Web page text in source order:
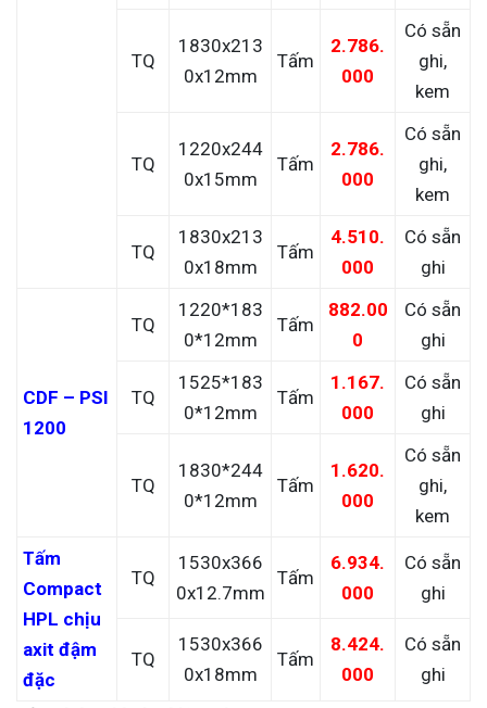
TQ
1830x213
0x12mm
Tấm
2.786.
000
Có sẵn
ghi,
kem
TQ
1220x244
0x15mm
Tấm
2.786.
000
Có sẵn
ghi,
kem
TQ
1830x213
0x18mm
Tấm
4.510.
000
Có sẵn
ghi
CDF – PSI
1200
TQ
1220*183
0*12mm
Tấm
882.00
0
Có sẵn
ghi
TQ
1525*183
0*12mm
Tấm
1.167.
000
Có sẵn
ghi
TQ
1830*244
0*12mm
Tấm
1.620.
000
Có sẵn
ghi,
kem
Tấm
Compact
HPL chịu
axit đậm
đặc
TQ
1530x366
0x12.7mm
Tấm
6.934.
000
Có sẵn
ghi
TQ
1530x366
0x18mm
Tấm
8.424.
000
Có sẵn
ghi